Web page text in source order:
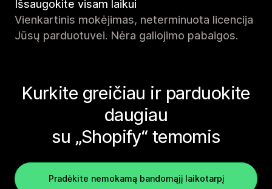
Išsaugokite visam laikui
Vienkartinis mokėjimas, neterminuota licencija
Jūsų parduotuvei. Nėra galiojimo pabaigos.
Kurkite greičiau ir parduokite
daugiau
su „Shopify“ temomis
Pradėkite nemokamą bandomąjį laikotarpį